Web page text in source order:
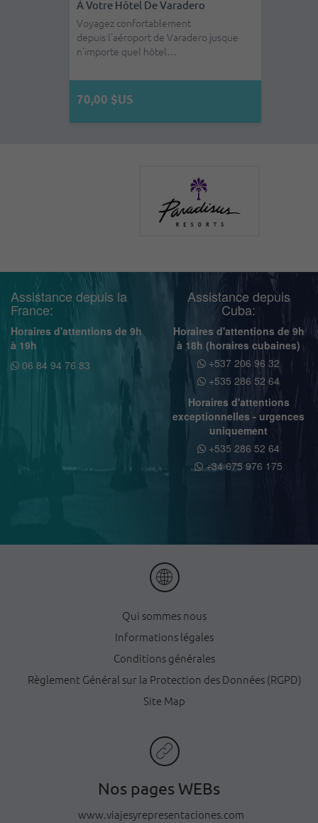
À Votre Hôtel De Varadero
Voyagez confortablement
depuis l'aéroport de Varadero jusque
n’importe quel hôtel…
70,00 $US
Assistance depuis la
France:
Horaires d'attentions de 9h
à 19h
06 84 94 76 83
Assistance depuis
Cuba:
Horaires d'attentions de 9h
à 18h (horaires cubaines)
+537 206 96 32
+535 286 52 64
Horaires d'attentions
exceptionnelles - urgences
uniquement
+535 286 52 64
+34 675 976 175
Qui sommes nous
Informations légales
Conditions générales
Règlement Général sur la Protection des Données (RGPD)
Site Map
Nos pages WEBs
www.viajesyrepresentaciones.com